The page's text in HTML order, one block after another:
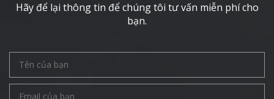
Hãy để lại thông tin để chúng tôi tư vấn miễn phí cho
bạn.